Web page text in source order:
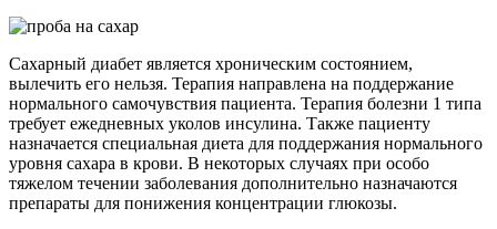
Сахарный диабет является хроническим состоянием,
вылечить его нельзя. Терапия направлена на поддержание
нормального самочувствия пациента. Терапия болезни 1 типа
требует ежедневных уколов инсулина. Также пациенту
назначается специальная диета для поддержания нормального
уровня сахара в крови. В некоторых случаях при особо
тяжелом течении заболевания дополнительно назначаются
препараты для понижения концентрации глюкозы.